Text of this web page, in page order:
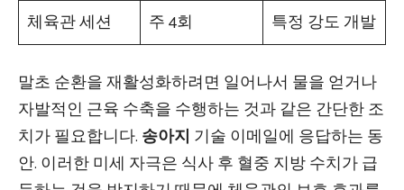
체육관 세션
주 4회 특정 강도 개발
말초 순환을 재활성화하려면 일어나서 물을 얻거나
자발적인 근육 수축을 수행하는 것과 같은 간단한 조
치가 필요합니다. 송아지 기술 이메일에 응답하는 동
안. 이러한 미세 자극은 식사 후 혈중 지방 수치가 급